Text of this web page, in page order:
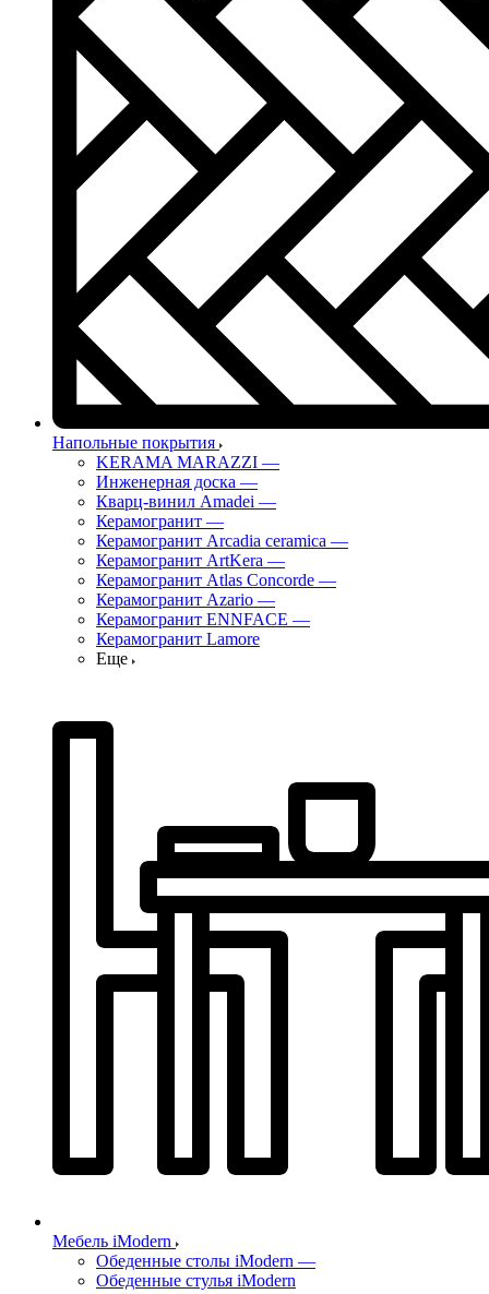
Напольные покрытия
KERAMA MARAZZI —
Инженерная доска —
Кварц-винил Amadei —
Керамогранит —
Керамогранит Arcadia ceramica —
Керамогранит ArtKera —
Керамогранит Atlas Concorde —
Керамогранит Azario —
Керамогранит ENNFACE —
Керамогранит Lamore
Еще
Мебель iModern
Обеденные столы iModern —
Обеденные стулья iModern